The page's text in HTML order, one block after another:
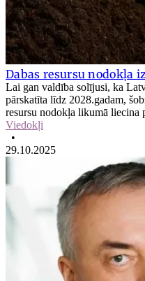
Dabas resursu nodokļa
Lai gan valdība solījusi, ka
pārskatīta līdz 2028.gadam,
resursu nodokļa likumā liecina
Viedokļi
•
29.10.2025